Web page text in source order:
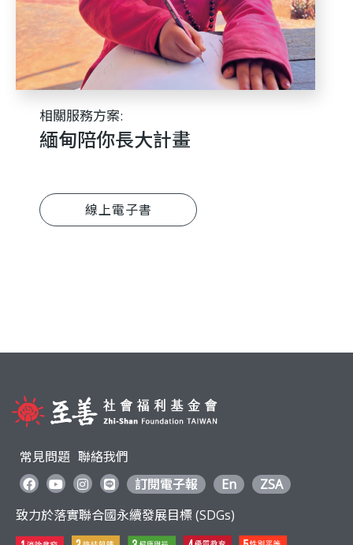
相關服務方案:
緬甸陪你長大計畫
線上電子書
常見問題 聯絡我們
訂閱電子報
En
ZSA
致力於落實聯合國永續發展目標 (SDGs)